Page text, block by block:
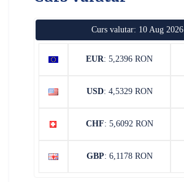
Curs valutar: 10 Aug 2026
EUR: 5,2396 RON
USD: 4,5329 RON
CHF: 5,6092 RON
GBP: 6,1178 RON